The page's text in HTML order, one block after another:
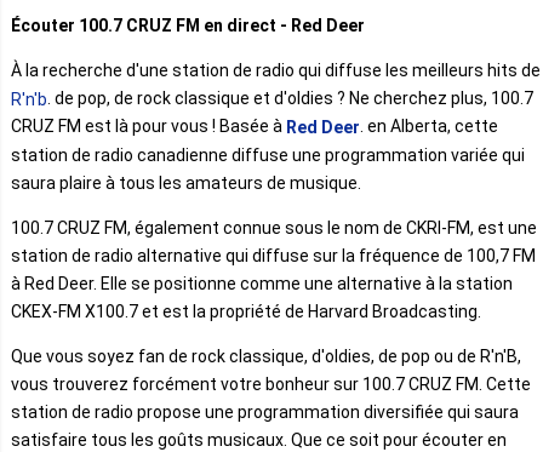
Écouter 100.7 CRUZ FM en direct - Red Deer
À la recherche d'une station de radio qui diffuse les meilleurs hits de
R'n'b . de pop, de rock classique et d'oldies ? Ne cherchez plus, 100.7
CRUZ FM est là pour vous ! Basée à Red Deer. en Alberta, cette
station de radio canadienne diffuse une programmation variée qui
saura plaire à tous les amateurs de musique.
100.7 CRUZ FM, également connue sous le nom de CKRI-FM, est une
station de radio alternative qui diffuse sur la fréquence de 100,7 FM
à Red Deer. Elle se positionne comme une alternative à la station
CKEX-FM X100.7 et est la propriété de Harvard Broadcasting.
Que vous soyez fan de rock classique, d'oldies, de pop ou de R'n'B,
vous trouverez forcément votre bonheur sur 100.7 CRUZ FM. Cette
station de radio propose une programmation diversifiée qui saura
satisfaire tous les goûts musicaux. Que ce soit pour écouter en